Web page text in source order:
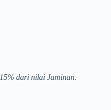
dari nilai Jaminan.